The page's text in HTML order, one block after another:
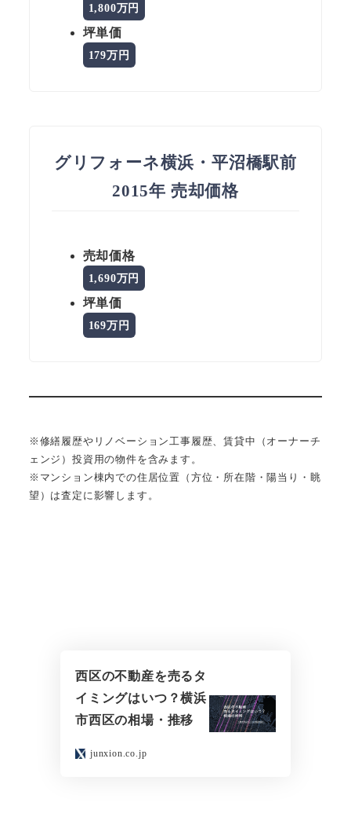
1,800万円
坪単価
179万円
グリフォーネ横浜・平沼橋駅前
2015年 売却価格
売却価格
1,690万円
坪単価
169万円
※修繕履歴やリノベーション工事履歴、賃貸中（オーナーチ
ェンジ）投資用の物件を含みます。
※マンション棟内での住居位置（方位・所在階・陽当り・眺
望）は査定に影響します。
西区の不動産を売るタ
イミングはいつ？横浜
市西区の相場・推移
junxion.co.jp